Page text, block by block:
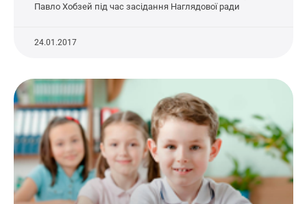
Павло Хобзей під час засідання Наглядової ради
24.01.2017